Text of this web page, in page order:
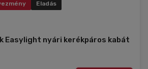
Eladás
Easylight nyári kerékpáros kabát